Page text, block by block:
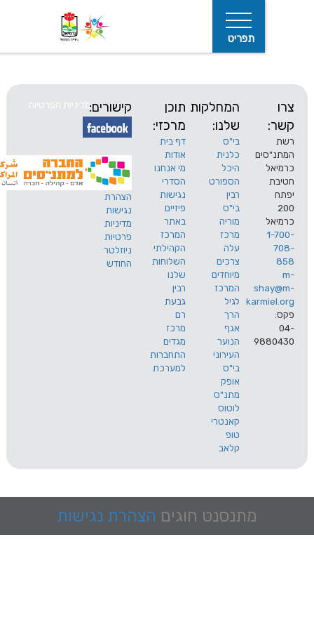
המחלקות
שלנו:
בי"ס
כלנית
היכל
הספורט
רבין
בי"ס
מוריה
מרכז
עלה
צרכים
מיוחדים
המרכז
לגיל
הרך
אגף
הנוער
תוכן
מרכזי:
דף בית
אודות
מי אנחנו
הסדרי
נגישות
פיזיים
באתר
המרכז
הקהילתי
השלוחות
שלנו
רבין
גבעת
רם
מרכז
מגדים
התחברות
למערכת
קישורים:
הצהרת
נגישות
מדיניות
פרטיות
ניוזלטר
החודש
מדיניות הפרטיות
מתנסנט חוגים הצהרת נגישות